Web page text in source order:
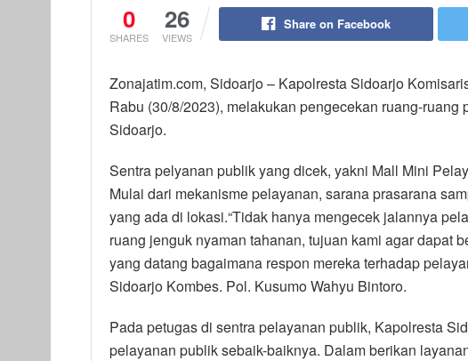
0
SHARES
26
VIEWS
Share on Facebook
Zonajatim.com, Sidoarjo – Kapolresta Sidoarjo
Rabu (30/8/2023), melakukan pengecekan ruang-
Sidoarjo.
Sentra pelyanan publik yang dicek, yakni Mall Mini
Mulai dari mekanisme pelayanan, sarana prasarana
yang ada di lokasi.“Tidak hanya mengecek jalannya
ruang jenguk nyaman tahanan, tujuan kami agar dapat
yang datang bagaimana respon mereka terhadap
Sidoarjo Kombes. Pol. Kusumo Wahyu Bintoro.
Pada petugas di sentra pelayanan publik, Kapolresta
pelayanan publik sebaik-baiknya. Dalam berikan